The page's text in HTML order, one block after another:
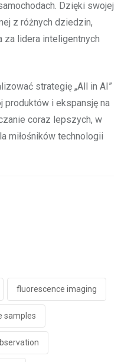
Dzięki swojej
z różnych dziedzin,
za lidera inteligentnych
strategię „All in AI”
produktów i ekspansję na
coraz lepszych, w
miłośników technologii
fluorescence imaging
samples